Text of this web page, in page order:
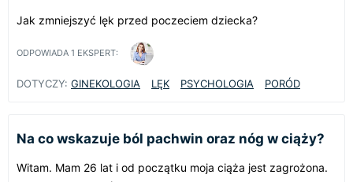
Jak zmniejszyć lęk przed poczeciem dziecka?
ODPOWIADA 1 EKSPERT:
DOTYCZY: GINEKOLOGIA LĘK PSYCHOLOGIA PORÓD
Na co wskazuje ból pachwin oraz nóg w ciąży?
Witam. Mam 26 lat i od początku moja ciąża jest zagrożona.